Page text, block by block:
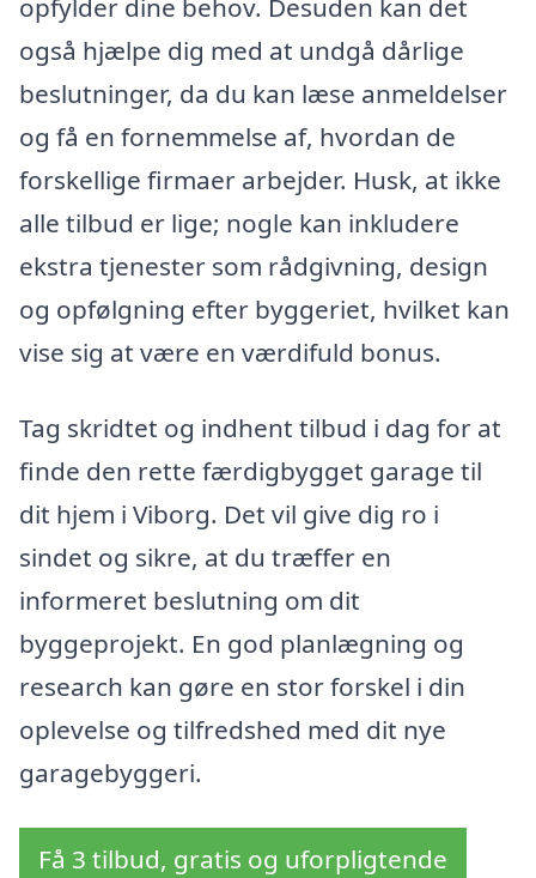
opfylder dine behov. Desuden kan det
også hjælpe dig med at undgå dårlige
beslutninger, da du kan læse anmeldelser
og få en fornemmelse af, hvordan de
forskellige firmaer arbejder. Husk, at ikke
alle tilbud er lige; nogle kan inkludere
ekstra tjenester som rådgivning, design
og opfølgning efter byggeriet, hvilket kan
vise sig at være en værdifuld bonus.
Tag skridtet og indhent tilbud i dag for at
finde den rette færdigbygget garage til
dit hjem i Viborg. Det vil give dig ro i
sindet og sikre, at du træffer en
informeret beslutning om dit
byggeprojekt. En god planlægning og
research kan gøre en stor forskel i din
oplevelse og tilfredshed med dit nye
garagebyggeri.
Få 3 tilbud, gratis og uforpligtende